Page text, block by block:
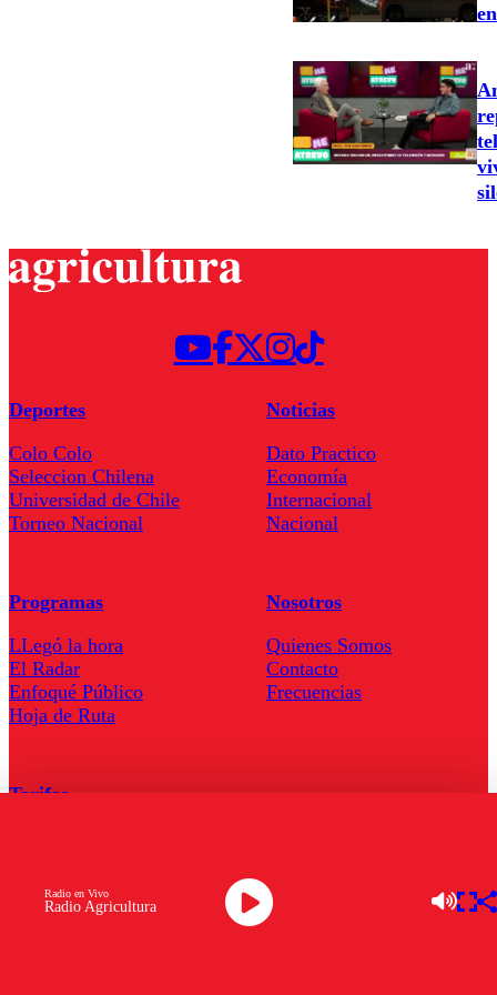
Radio Agricultura
Radio en Vivo
Deportes
Colo Colo
Seleccion Chilena
Universidad de Chile
Torneo Nacional
Noticias
Dato Practico
Economía
Internacional
Nacional
Programas
LLegó la hora
El Radar
Enfoqué Público
Hoja de Ruta
Nosotros
Quienes Somos
Contacto
Frecuencias
Tarifas